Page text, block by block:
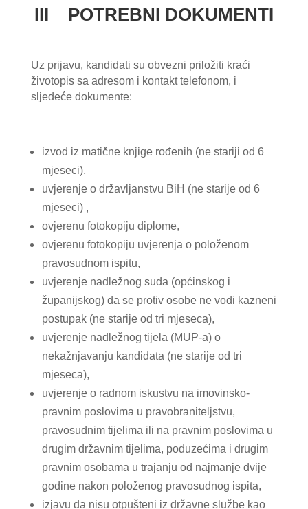
III POTREBNI DOKUMENTI
Uz prijavu, kandidati su obvezni priložiti kraći
životopis sa adresom i kontakt telefonom, i
sljedeće dokumente:
izvod iz matične knjige rođenih (ne stariji od 6
mjeseci),
uvjerenje o državljanstvu BiH (ne starije od 6
mjeseci) ,
ovjerenu fotokopiju diplome,
ovjerenu fotokopiju uvjerenja o položenom
pravosudnom ispitu,
uvjerenje nadležnog suda (općinskog i
županijskog) da se protiv osobe ne vodi kazneni
postupak (ne starije od tri mjeseca),
uvjerenje nadležnog tijela (MUP-a) o
nekažnjavanju kandidata (ne starije od tri
mjeseca),
uvjerenje o radnom iskustvu na imovinsko-
pravnim poslovima u pravobraniteljstvu,
pravosudnim tijelima ili na pravnim poslovima u
drugim državnim tijelima, poduzećima i drugim
pravnim osobama u trajanju od najmanje dvije
godine nakon položenog pravosudnog ispita,
izjavu da nisu otpušteni iz državne službe kao